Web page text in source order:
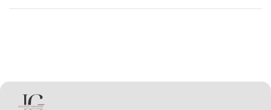
la accion
cuestionar que